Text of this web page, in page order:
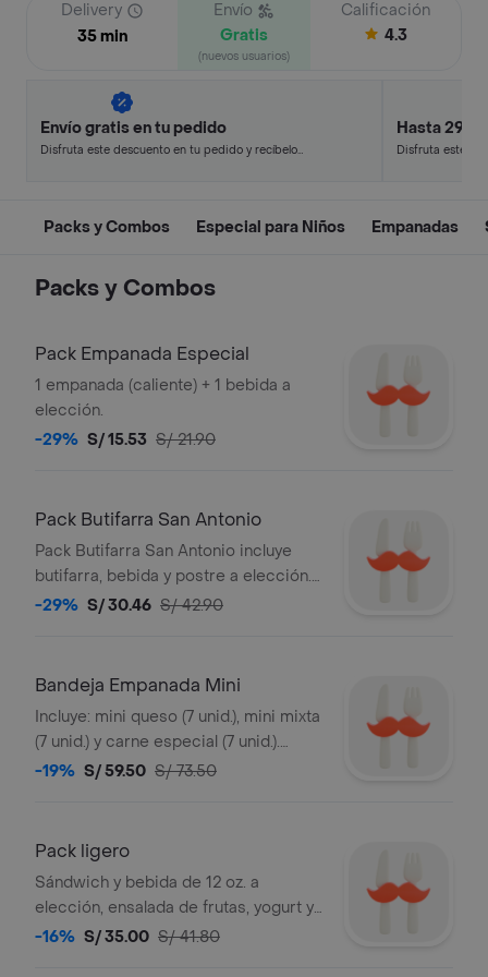
Delivery
35 min
Envío
Gratis
(nuevos usuarios)
Calificación
4.3
Envío gratis en tu pedido
Disfruta este descuento en tu pedido y recíbelo
Hasta 29%
Disfruta este
Packs y Combos Especial para Niños Empanadas
Packs y Combos
Pack Empanada Especial
1 empanada (caliente) + 1 bebida a
elección.
-29% S/ 15.53 S/ 21.90
Pack Butifarra San Antonio
Pack Butifarra San Antonio incluye
butifarra, bebida y postre a elección.
La imagen muestra una butifarra con
-29% S/ 30.46 S/ 42.90
Bandeja Empanada Mini
Incluye: mini queso (7 unid.), mini mixta
(7 unid.) y carne especial (7 unid.).
(caliente)
-19% S/ 59.50 S/ 73.50
Pack ligero
Sándwich y bebida de 12 oz. a
elección, ensalada de frutas, yogurt y
tarjeta de dedicatoria.
-16% S/ 35.00 S/ 41.80